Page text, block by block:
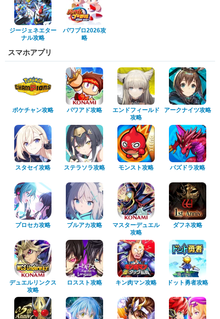
ジージェネエター
ナル攻略
パワプロ2026攻
略
スマホアプリ
ポケチャン攻略 パワアド攻略
エンドフィールド
攻略
アークナイツ攻略
スタセイ攻略 ステラソラ攻略 モンスト攻略 パズドラ攻略
プロセカ攻略 ブルアカ攻略
マスターデュエル
攻略
ダフネ攻略
デュエルリンクス
攻略
ロススト攻略 キン肉マン攻略 ドット勇者攻略